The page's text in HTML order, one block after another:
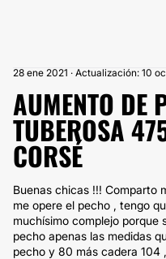
28 ene 2021 · Actualización: 10
AUMENTO DE
TUBEROSA
CORSÉ
Buenas chicas !!! Comparto
me opere el pecho , tengo
muchísimo complejo porque
pecho apenas las medidas
pecho y 80 más cadera 104